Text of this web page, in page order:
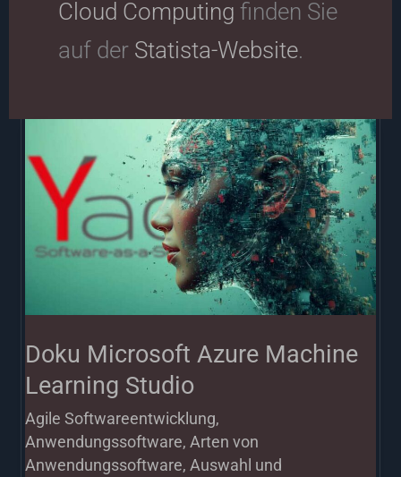
Cloud Computing finden Sie
auf der Statista-Website.
Doku Microsoft Azure Machine
Learning Studio
Agile Softwareentwicklung,
Anwendungssoftware,Arten von
Anwendungssoftware,Auswahl und
Microsoft
Azure
Machine
Learning